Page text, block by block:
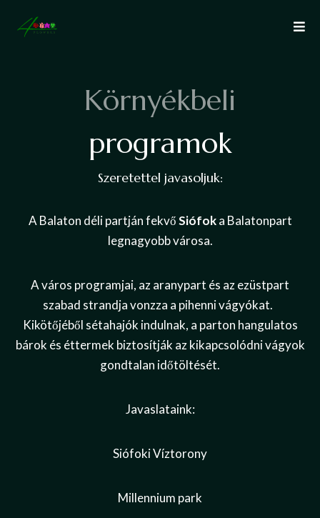
Környékbeli
programok
Szeretettel javasoljuk:
A Balaton déli partján fekvőSiófoka Balatonpart
legnagyobb városa.
A város programjai, az aranypart és az ezüstpart
szabad strandja vonzza a pihenni vágyókat.
Kikötőjéből sétahajók indulnak, a parton hangulatos
bárok és éttermek biztosítják az kikapcsolódni vágyok
gondtalan időtöltését.
Javaslataink:
Siófoki Víztorony
Millennium park